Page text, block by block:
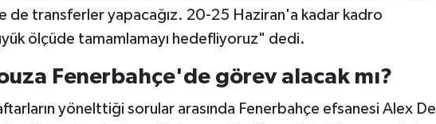
de transferler yapacağız. 20-25 Haziran'a kadar kadro
ölçüde tamamlamayı hedefliyoruz" dedi.
Fenerbahçe'de görev alacak mı?
yönelttiği sorular arasında Fenerbahçe efsanesi Alex De